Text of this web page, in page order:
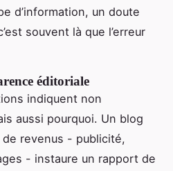
d’information, un doute
souvent là que l’erreur
éditoriale
indiquent non
aussi pourquoi. Un blog
revenus - publicité,
- instaure un rapport de